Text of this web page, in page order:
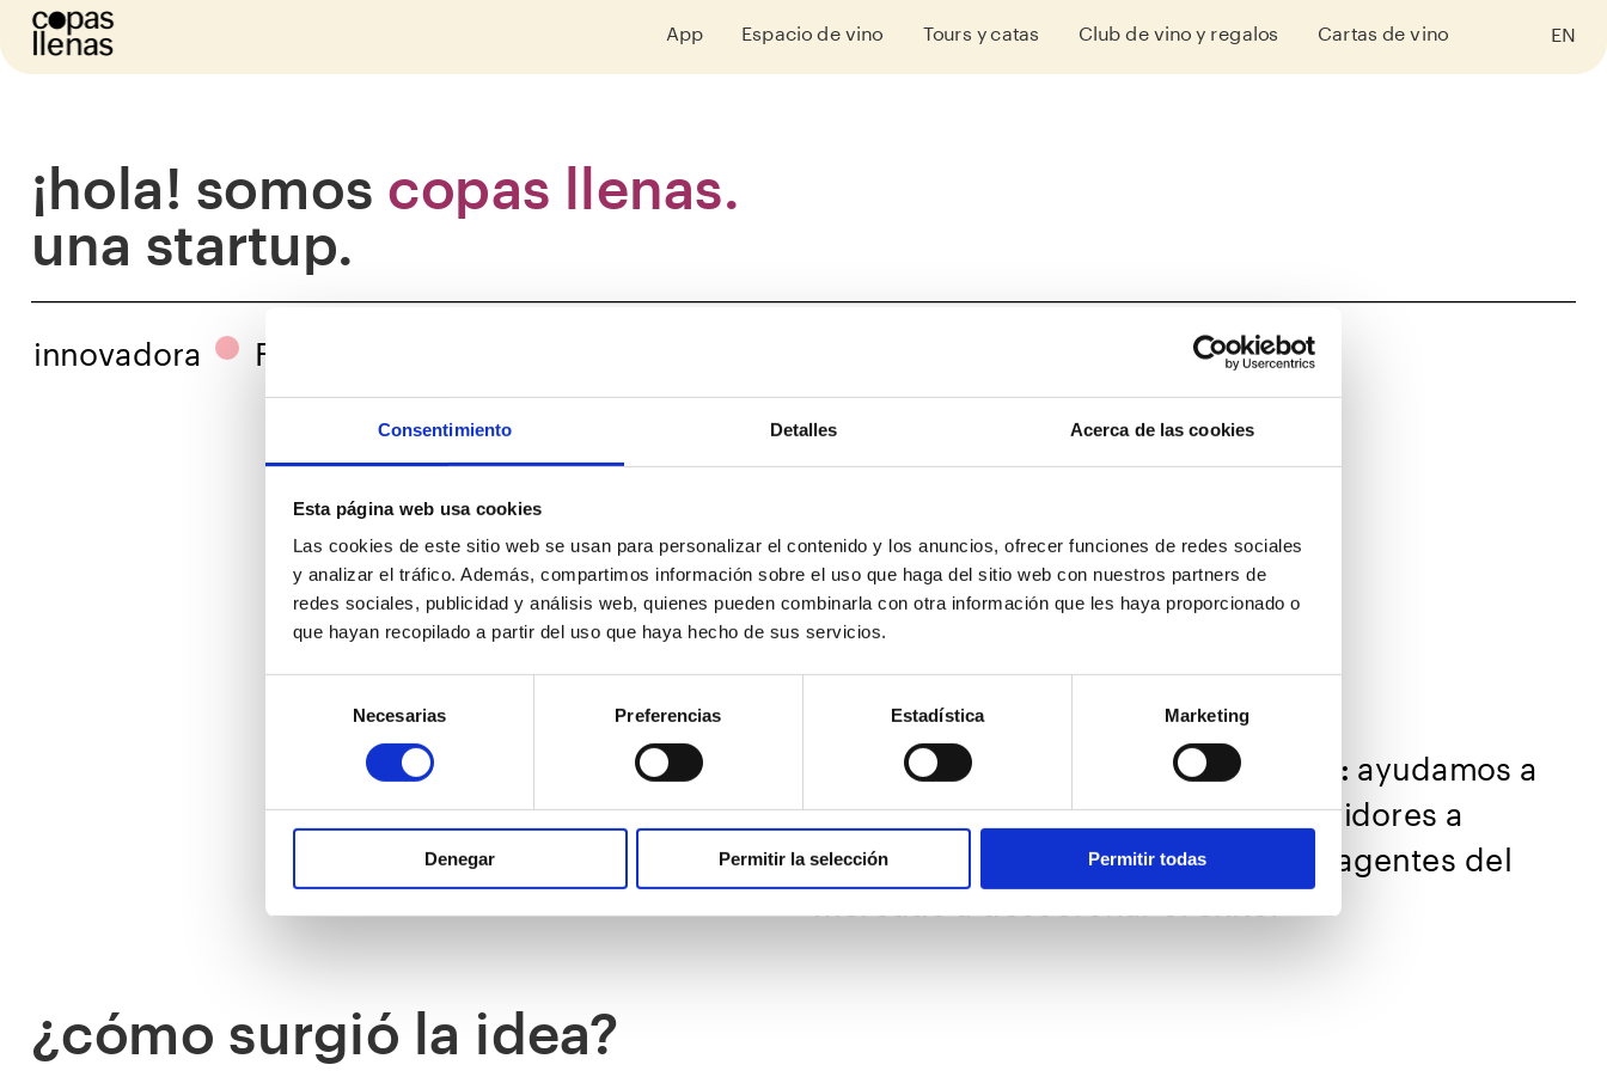
Consentimiento Detalles Acerca de las cookies
Esta página web usa cookies
Las cookies de este sitio web se usan para personalizar el contenido y los anuncios, ofrecer funciones de redes sociales
y analizar el tráfico. Además, compartimos información sobre el uso que haga del sitio web con nuestros partners de
redes sociales, publicidad y análisis web, quienes pueden combinarla con otra información que les haya proporcionado o
que hayan recopilado a partir del uso que haya hecho de sus servicios.
consentimiento
Necesarias Preferencias Estadística Marketing
Denegar Permitir la selección Permitir todas
EN
App Cartas de vino
Tours y catas
Espacio de vino Club de vino y regalos
De uvas a maridajes excepcionales: ayudamos a
los amantes del vino y a los consumidores a
descubrir sus vinos ideales, y a los agentes del
mercado a descorchar el éxito.
¡hola! somos
una startup.
FoodTech
innovadora
¿cómo surgió la idea?